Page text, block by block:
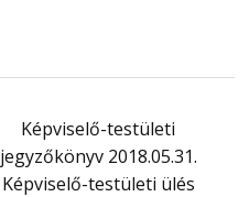
Képviselő-testületi
jegyzőkönyv 2018.05.31.
Képviselő-testületi ülés